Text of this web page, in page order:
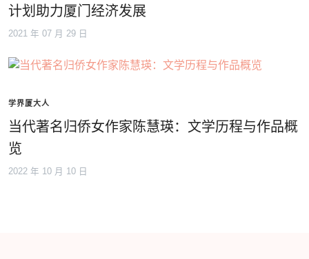
计划助力厦门经济发展
2021 年 07 月 29 日
学界厦大人
当代著名归侨女作家陈慧瑛：文学历程与作品概
览
2022 年 10 月 10 日